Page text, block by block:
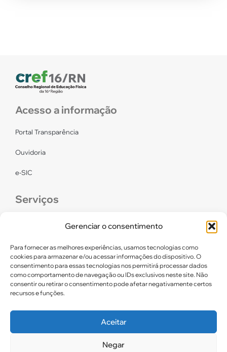
Gerenciar o consentimento
Para fornecer as melhores experiências, usamos tecnologias como
cookies para armazenar e/ou acessar informações do dispositivo. O
consentimento para essas tecnologias nos permitirá processar dados
como comportamento de navegação ou IDs exclusivos neste site. Não
consentir ou retirar o consentimento pode afetar negativamente certos
recursos e funções.
Aceitar
Negar
Acesso a informação
Portal Transparência
Ouvidoria
e-SIC
Serviços
Links úteis
Certidão de Quitação Eleitoral
Parceiros CREF16